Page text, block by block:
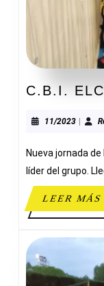
C.B.I.
11/202311/
Nueva jornada
líder del grupo.
LEER MÁS